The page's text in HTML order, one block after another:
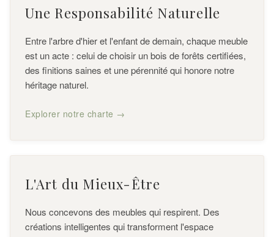
Une Responsabilité Naturelle
Entre l'arbre d'hier et l'enfant de demain, chaque meuble
est un acte : celui de choisir un bois de forêts certifiées,
des finitions saines et une pérennité qui honore notre
héritage naturel.
Explorer notre charte →
L'Art du Mieux-Être
Nous concevons des meubles qui respirent. Des
créations intelligentes qui transforment l'espace